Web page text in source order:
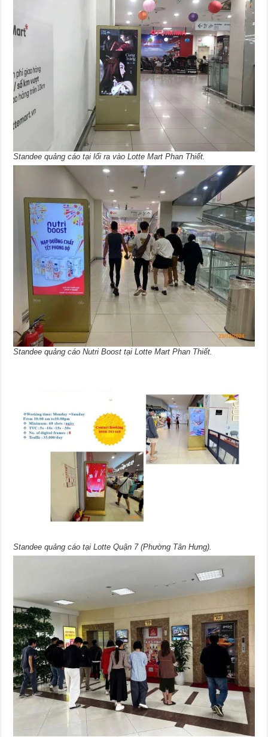
Standee quảng cáo tại lối ra vào Lotte Mart Phan Thiết.
Standee quảng cáo Nutri Boost tại Lotte Mart Phan Thiết.
Standee quảng cáo tại Lotte Quận 7 (Phường Tân Hưng).